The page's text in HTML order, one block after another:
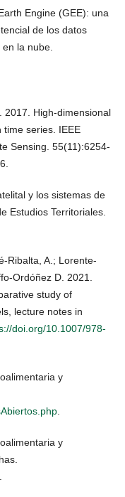
Engine (GEE): una
de los datos
la nube.
2017. High-dimensional
time series. IEEE
Sensing. 55(11):6254-
y los sistemas de
Estudios Territoriales.
Ribalta, A.; Lorente-
Ordóñez D. 2021.
study of
lecture notes in
doi.org/10.1007/978-
y
.
y
.